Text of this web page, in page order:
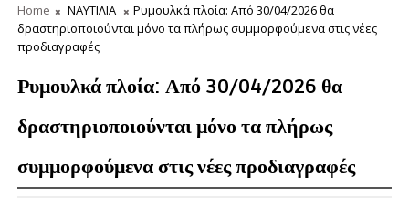
Home ΝΑΥΤΙΛΙΑ
Ρυμουλκά πλοία: Από 30/04/2026 θα
δραστηριοποιούνται μόνο τα πλήρως συμμορφούμενα στις νέες
προδιαγραφές
Ρυμουλκά πλοία: Από 30/04/2026 θα
δραστηριοποιούνται μόνο τα πλήρως
συμμορφούμενα στις νέες προδιαγραφές